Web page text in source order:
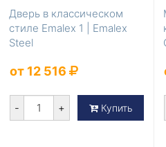
Дверь в классическом
стиле Emalex 1 | Emalex
Steel
от 12 516
- + Купить